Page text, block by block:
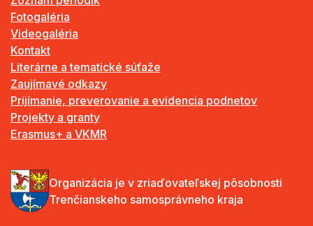
Fotogaléria
Videogaléria
Kontakt
Literárne a tematické súťaže
Zaujímavé odkazy
Prijímanie, preverovanie a evidencia podnetov
Projekty a granty
Erasmus+ a VKMR
Organizácia je v zriaďovateľskej pôsobnosti
Trenčianskeho samosprávneho kraja